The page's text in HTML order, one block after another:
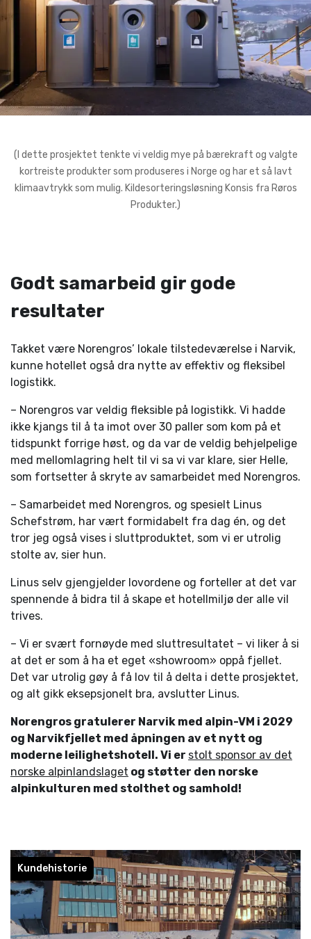
(I dette prosjektet tenkte vi veldig mye på bærekraft og valgte
kortreiste produkter som produseres i Norge og har et så lavt
klimaavtrykk som mulig. Kildesorteringsløsning Konsis fra Røros
Produkter.)
Godt samarbeid gir gode
resultater
Takket være Norengros’ lokale tilstedeværelse i Narvik,
kunne hotellet også dra nytte av effektiv og fleksibel
logistikk.
– Norengros var veldig fleksible på logistikk. Vi hadde
ikke kjangs til å ta imot over 30 paller som kom på et
tidspunkt forrige høst, og da var de veldig behjelpelige
med mellomlagring helt til vi sa vi var klare, sier Helle,
som fortsetter å skryte av samarbeidet med Norengros.
– Samarbeidet med Norengros, og spesielt Linus
Schefstrøm, har vært formidabelt fra dag én, og det
tror jeg også vises i sluttproduktet, som vi er utrolig
stolte av, sier hun.
Linus selv gjengjelder lovordene og forteller at det var
spennende å bidra til å skape et hotellmiljø der alle vil
trives.
– Vi er svært fornøyde med sluttresultatet – vi liker å si
at det er som å ha et eget «showroom» oppå fjellet.
Det var utrolig gøy å få lov til å delta i dette prosjektet,
og alt gikk eksepsjonelt bra, avslutter Linus.
Norengros gratulerer Narvik med alpin-VM i 2029
og Narvikfjellet med åpningen av et nytt og
moderne leilighetshotell. Vi er stolt sponsor av det
norske alpinlandslaget og støtter den norske
alpinkulturen med stolthet og samhold!
Kundehistorie